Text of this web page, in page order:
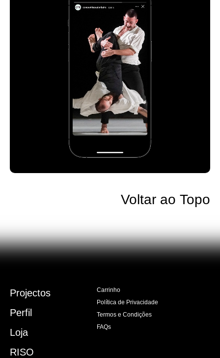
Voltar ao Topo
Projectos
Perfil
Loja
RISO
Carrinho
Política de Privacidade
Termos e Condições
FAQs